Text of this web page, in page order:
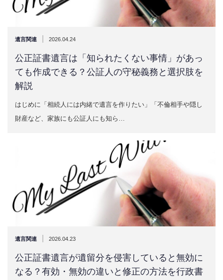
遺言関連 2026.04.24
公正証書遺言は「知られたくない事情」があっ
ても作成できる？公証人の守秘義務と選択肢を
解説
はじめに「相続人には内緒で遺言を作りたい」「不倫相手や隠し
財産など、家族にも公証人にも知ら…
遺言関連 2026.04.23
公正証書遺言が遺留分を侵害していると無効に
なる？有効・無効の違いと修正の方法を行政書